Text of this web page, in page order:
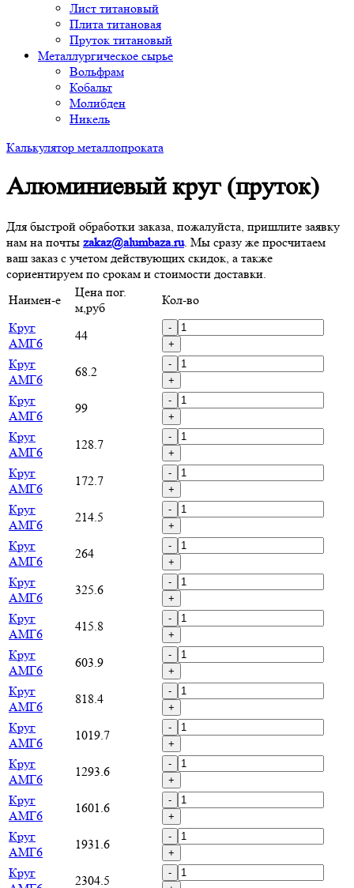
Лист титановый
Плита титановая
Пруток титановый
Металлургическое сырье
Вольфрам
Кобальт
Молибден
Никель
Калькулятор металлопроката
Алюминиевый круг (пруток)
Для быстрой обработки заказа, пожалуйста, пришлите заявку
нам на почты zakaz@alumbaza.ru. Мы сразу же просчитаем
ваш заказ с учетом действующих скидок, а также
сориентируем по срокам и стоимости доставки.
Наимен-е
Цена пог.
м,руб
Кол-во
Круг
АМГ6
44
-
+
Круг
АМГ6
68.2
-
+
Круг
АМГ6
99
-
+
Круг
АМГ6
128.7
-
+
Круг
АМГ6
172.7
-
+
Круг
АМГ6
214.5
-
+
Круг
АМГ6
264
-
+
Круг
АМГ6
325.6
-
+
Круг
АМГ6
415.8
-
+
Круг
АМГ6
603.9
-
+
Круг
АМГ6
818.4
-
+
Круг
АМГ6
1019.7
-
+
Круг
АМГ6
1293.6
-
+
Круг
АМГ6
1601.6
-
+
Круг
АМГ6
1931.6
-
+
Круг
2304.5
-